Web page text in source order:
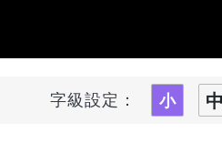
字級設定：